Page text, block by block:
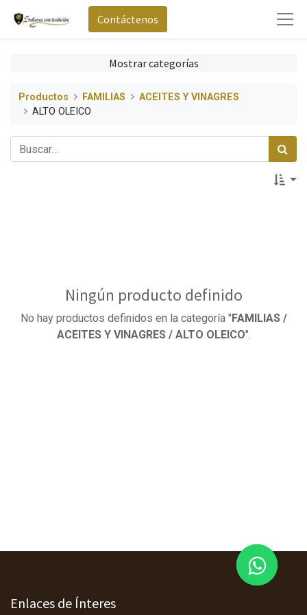
Contáctenos
Mostrar categorías
Productos FAMILIAS
ACEITES Y VINAGRES
ALTO OLEICO
Ningún producto definido
No hay productos definidos en la categoría " FAMILIAS /
ACEITES Y VINAGRES / ALTO OLEICO".
Enlaces de Ínteres